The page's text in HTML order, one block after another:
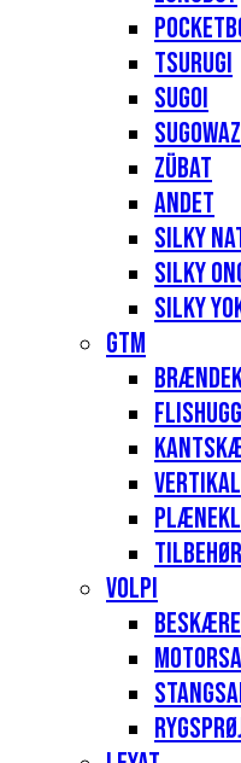
Tsurugi
Sugoi
Zübat
Andet
Silky
Silky
Silky
GTM
Tilbehør
Volpi